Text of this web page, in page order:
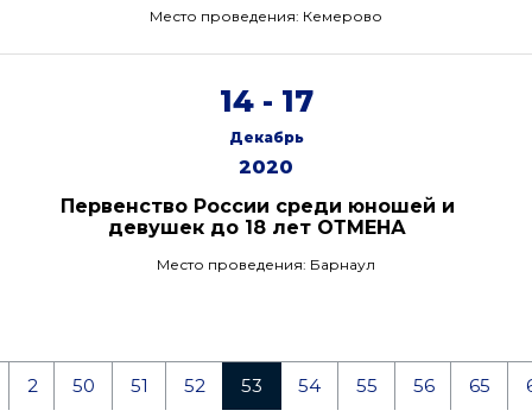
Место проведения: Кемерово
14 - 17
Декабрь
2020
Первенство России среди юношей и
девушек до 18 лет ОТМЕНА
Место проведения: Барнаул
2 50 51 52 53 54 55 56 65